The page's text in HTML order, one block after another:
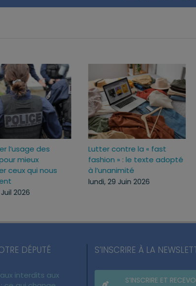
Sécuriser l’usage des
armes pour mieux
protéger ceux qui nous
protègent
lundi, 13 Juil 2026
Lutter contre la « fast
fashion » : le texte
à l’unanimité
lundi, 29 Juin 2026
DÉPUTÉ
interdits aux
S’INSCRIRE À LA
S’INSCRIRE ET